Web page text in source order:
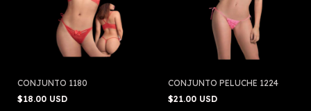
CONJUNTO 1180
$18.00 USD
CONJUNTO PELUCHE 1224
$21.00 USD